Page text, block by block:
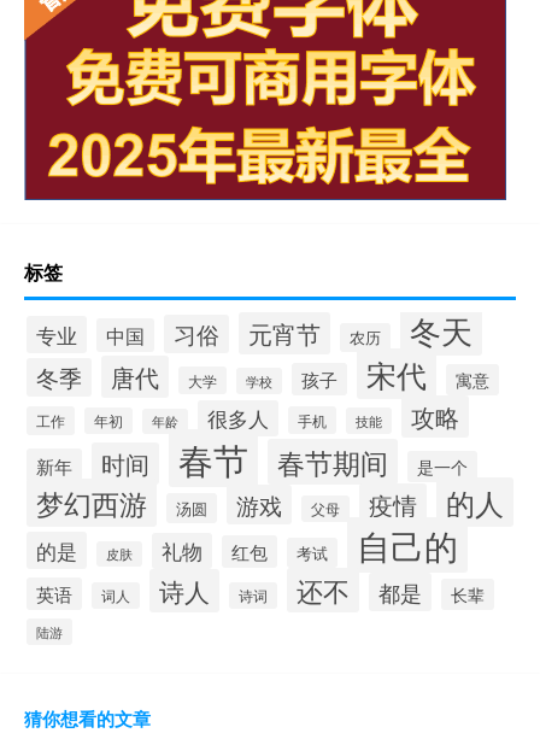
标签
专业 中国 习俗 元宵节 农历 冬天
冬季 唐代 大学 学校 孩子 宋代 寓意
工作 年初 年龄 很多人 手机 技能 攻略
新年 时间 春节 春节期间 是一个
梦幻西游 汤圆 游戏 父母 疫情 的人
的是 皮肤 礼物 红包 考试 自己的
英语 词人 诗人 诗词 还不 都是 长辈
陆游
猜你想看的文章